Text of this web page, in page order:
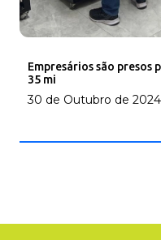
Empresários são presos
35 mi
30 de Outubro de 2024